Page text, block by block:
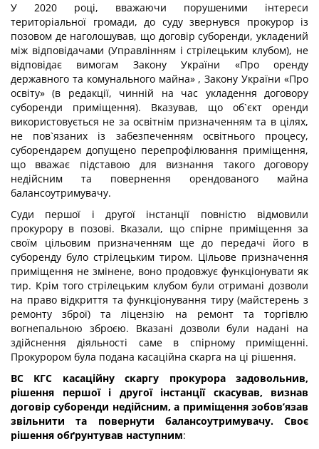
У 2020 році, вважаючи порушеними інтереси
територіальної громади, до суду звернувся прокурор із
позовом де наголошував, що договір суборенди, укладений
між відповідачами (Управлінням і стрілецьким клубом), не
відповідає вимогам Закону України «Про оренду
державного та комунального майна» , Закону України «Про
освіту» (в редакції, чинній на час укладення договору
суборенди приміщення). Вказував, що об`єкт оренди
використовується не за освітнім призначенням та в цілях,
не пов`язаних із забезпеченням освітнього процесу,
суборендарем допущено перепрофілювання приміщення,
що вважає підставою для визнання такого договору
недійсним та повернення орендованого майна
балансоутримувачу.
Суди першої і другої інстанції повністю відмовили
прокурору в позові. Вказали, що спірне приміщення за
своїм цільовим призначенням ще до передачі його в
суборенду було стрілецьким тиром. Цільове призначення
приміщення не змінене, воно продовжує функціонувати як
тир. Крім того стрілецьким клубом були отримані дозволи
на право відкриття та функціонування тиру (майстерень з
ремонту зброї) та ліцензію на ремонт та торгівлю
вогнепальною зброєю. Вказані дозволи були надані на
здійснення діяльності саме в спірному приміщенні.
Прокурором була подана касаційна скарга на ці рішення.
ВС КГС касаційну скаргу прокурора задовольнив,
рішення першої і другої інстанції скасував, визнав
договір суборенди недійсним, а приміщення зобов’язав
звільнити та повернути балансоутримувачу. Своє
рішення обґрунтував наступним: